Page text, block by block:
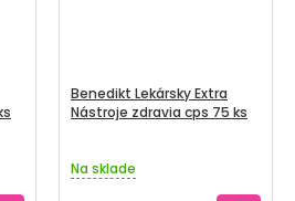
Benedikt Lekársky Extra
Nástroje zdravia cps 75 ks
Na sklade